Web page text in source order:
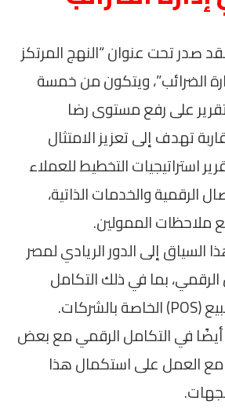
فقد صدر تحت عنوان “النهج المرتكز
الضرائب”، ويتكون من خمسة
على رفع مستوى رضا
تهدف إلى تعزيز الامتثال
استراتيجيات التخطيط للعملاء
الرقمية والخدمات الذاتية،
ملاحظات الممولين.
السياق إلى الدور الريادي لمصر
بما في ذلك التكامل
الرقمي مع نقاط البيع (POS) الخاصة بالشركات.
أيضًا في التكامل الرقمي مع بعض
مع العمل على استكمال هذا